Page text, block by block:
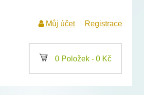
Můj účet Registrace
a 0 Položek - 0 Kč